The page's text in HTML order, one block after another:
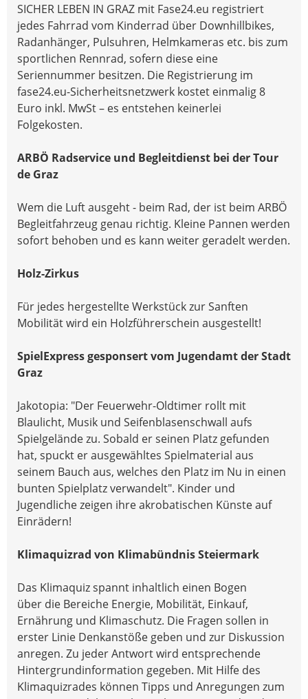
SICHER LEBEN IN GRAZ mit Fase24.eu registriert
jedes Fahrrad vom Kinderrad über Downhillbikes,
Radanhänger, Pulsuhren, Helmkameras etc. bis zum
sportlichen Rennrad, sofern diese eine
Seriennummer besitzen. Die Registrierung im
fase24.eu-Sicherheitsnetzwerk kostet einmalig 8
Euro inkl. MwSt – es entstehen keinerlei
Folgekosten.
ARBÖ Radservice und Begleitdienst bei der Tour
de Graz
Wem die Luft ausgeht - beim Rad, der ist beim ARBÖ
Begleitfahrzeug genau richtig. Kleine Pannen werden
sofort behoben und es kann weiter geradelt werden.
Holz-Zirkus
Für jedes hergestellte Werkstück zur Sanften
Mobilität wird ein Holzführerschein ausgestellt!
SpielExpress gesponsert vom Jugendamt der Stadt
Graz
Jakotopia: "Der Feuerwehr-Oldtimer rollt mit
Blaulicht, Musik und Seifenblasenschwall aufs
Spielgelände zu. Sobald er seinen Platz gefunden
hat, spuckt er ausgewähltes Spielmaterial aus
seinem Bauch aus, welches den Platz im Nu in einen
bunten Spielplatz verwandelt". Kinder und
Jugendliche zeigen ihre akrobatischen Künste auf
Einrädern!
Klimaquizrad von Klimabündnis Steiermark
Das Klimaquiz spannt inhaltlich einen Bogen
über die Bereiche Energie, Mobilität, Einkauf,
Ernährung und Klimaschutz. Die Fragen sollen in
erster Linie Denkanstöße geben und zur Diskussion
anregen. Zu jeder Antwort wird entsprechende
Hintergrundinformation gegeben. Mit Hilfe des
Klimaquizrades können Tipps und Anregungen zum